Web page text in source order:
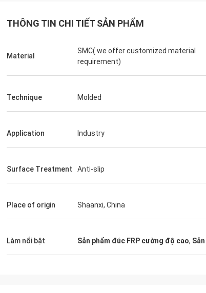
Excellent brillo, ahora a ver
Excellent
THÔNG TIN CHI TIẾT SẢN PHẨM
Material
SMC( we offer customized material
requirement)
Technique Molded
Application Industry
Surface Treatment Anti-slip
Place of origin Shaanxi, China
Làm nổi bật Sản phẩm đúc FRP cường độ cao,